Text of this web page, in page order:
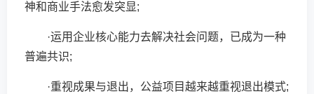
神和商业手法愈发突显;
·运用企业核心能力去解决社会问题，已成为一种
普遍共识;
·重视成果与退出，公益项目越来越重视退出模式;